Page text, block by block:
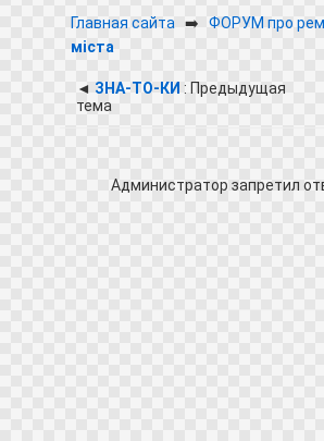
Главная сайта ➡️ФОРУМ про
міста
◄ ЗНА-ТО-КИ : Предыдущая
тема
Администратор запретил